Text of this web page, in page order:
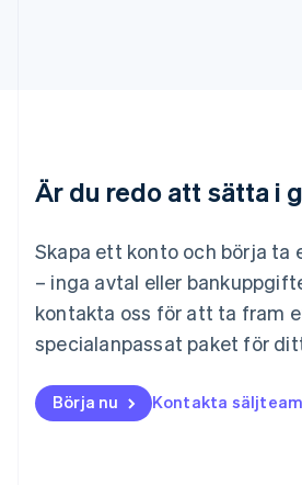
Är du redo att sätta i
Skapa ett konto och börja ta
– inga avtal eller
kontakta oss för att ta fram
specialanpassat paket för
Börja nu Kontakta
Malaysia
English
Mexiko
Nederländerna
NederlandsEnglish
English
Nya Zeeland